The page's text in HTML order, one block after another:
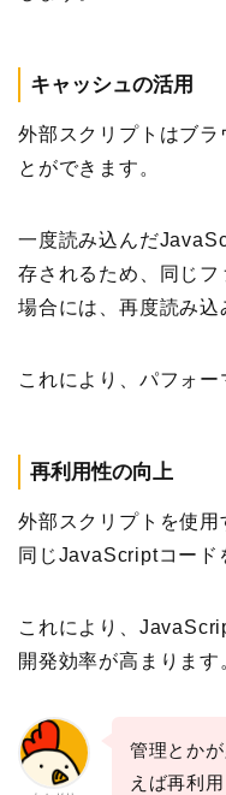
キャッシュの活用
外部スクリプトはブラ
とができます。
一度読み込んだ
存されるため、同じ
場合には、再度読み込
これにより、パフォー
再利用性の向上
外部スクリプトを使
同じJavaScriptコード
これにより、
開発効率が高まります
管理とか
えば再利